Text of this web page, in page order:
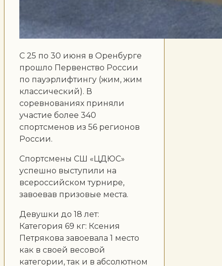
С 25 по 30 июня в Оренбурге
прошло Первенство России
по пауэрлифтингу (жим, жим
классический). В
соревнованиях приняли
участие более 340
спортсменов из 56 регионов
России.
Спортсмены СШ «ЦДЮС»
успешно выступили на
всероссийском турнире,
завоевав призовые места.
Девушки до 18 лет:
Категория 69 кг: Ксения
Петрякова завоевала 1 место
как в своей весовой
категории, так и в абсолютном